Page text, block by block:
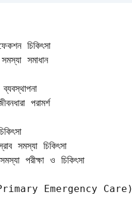
চিকিৎসা
সমাধান
পরামর্শ
সমস্যা চিকিৎসা
পরীক্ষা ও চিকিৎসা
Primary Emergency Care)